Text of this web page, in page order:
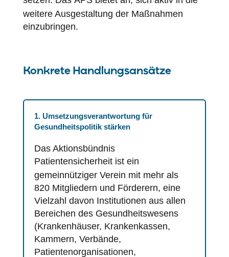
weitere Ausgestaltung der Maßnahmen
einzubringen.
Konkrete Handlungsansätze
1. Umsetzungsverantwortung für
Gesundheitspolitik stärken
Das Aktionsbündnis
Patientensicherheitist ein
gemeinnütziger Verein mit mehr als
820 Mitgliedern und Förderern, eine
Vielzahl davon Institutionen aus allen
Bereichen des Gesundheitswesens
(Krankenhäuser, Krankenkassen,
Kammern, Verbände,
Patientenorganisationen,